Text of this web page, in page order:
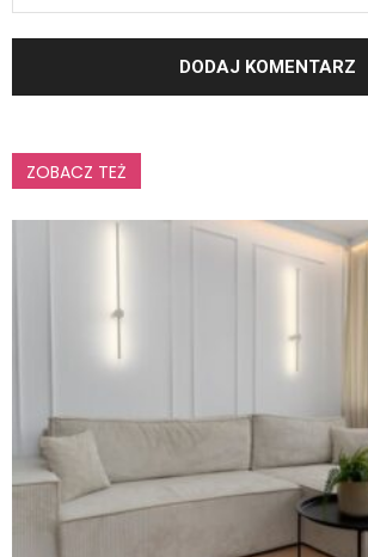
ZOBACZ TEŻ